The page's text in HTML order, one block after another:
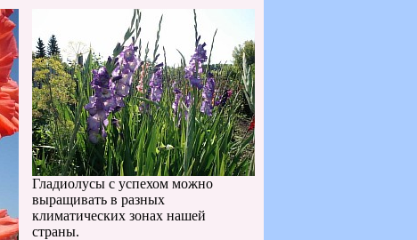
Гладиолусы с успехом можно
выращивать в разных
климатических зонах нашей
страны.